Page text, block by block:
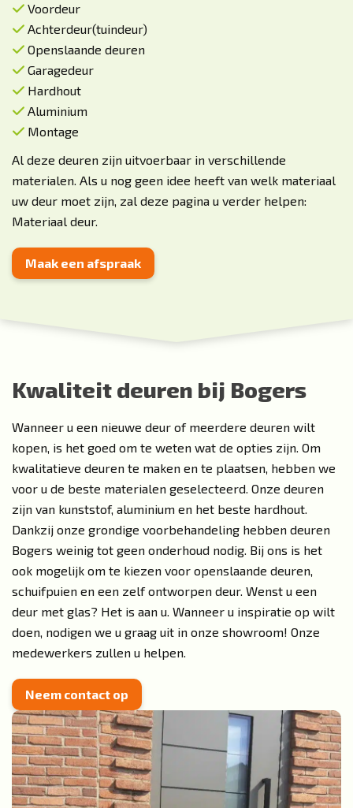
Voordeur
Achterdeur(tuindeur)
Openslaande deuren
Garagedeur
Hardhout
Aluminium
Montage
Al deze deuren zijn uitvoerbaar in verschillende
materialen. Als u nog geen idee heeft van welk materiaal
uw deur moet zijn, zal deze pagina u verder helpen:
Materiaal deur.
Maak een afspraak
Kwaliteit deuren bij Bogers
Wanneer u een nieuwe deur of meerdere deuren wilt
kopen, is het goed om te weten wat de opties zijn. Om
kwalitatieve deuren te maken en te plaatsen, hebben we
voor u de beste materialen geselecteerd. Onze deuren
zijn van kunststof, aluminium en het beste hardhout.
Dankzij onze grondige voorbehandeling hebben deuren
Bogers weinig tot geen onderhoud nodig. Bij ons is het
ook mogelijk om te kiezen voor openslaande deuren,
schuifpuien en een zelf ontworpen deur. Wenst u een
deur met glas? Het is aan u. Wanneer u inspiratie op wilt
doen, nodigen we u graag uit in onze showroom! Onze
medewerkers zullen u helpen.
Neem contact op